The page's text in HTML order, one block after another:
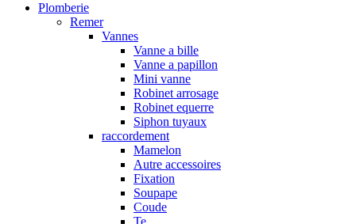
Plomberie
Remer
Vannes
Vanne a bille
Vanne a papillon
Mini vanne
Robinet arrosage
Robinet equerre
Siphon tuyaux
raccordement
Mamelon
Autre accessoires
Fixation
Soupape
Coude